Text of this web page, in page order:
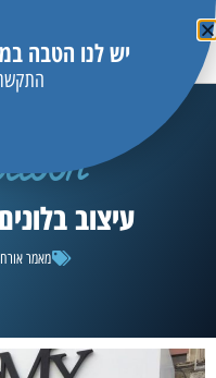
עיצוב
מאמר אורח
יש לנו הטבה